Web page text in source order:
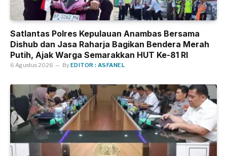
Satlantas Polres Kepulauan Anambas Bersama
Dishub dan Jasa Raharja Bagikan Bendera Merah
Putih, Ajak Warga Semarakkan HUT Ke-81 RI
6 Agustus 2026 ByEDITOR : ASFANEL